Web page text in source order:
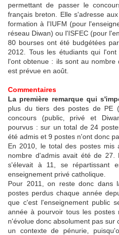
permettant de passer le
français breton. Elle s'adresse
formation à l'IUFM (pour
réseau Diwan) ou l'ISFEC (pour
80 bourses ont été budgétées
2012. Tous les étudiants qui
l'ont obtenue : ils sont au nombre
est prévue en août.
Commentaires
La première remarque qui
plus du tiers des postes de PE
concours (public, privé et
pourvus : sur un total de 24
été admis et 9 postes n'ont donc
En 2010, le total des postes
nombre d'admis avait été de 27.
s'élevait à 11, se répartissant
enseignement privé catholique.
Pour 2011, on reste donc dans
postes perdus chaque année
que c'est l'enseignement public
année à pourvoir tous les postes
n'évolue donc absolument pas sur
un contexte de pénurie,